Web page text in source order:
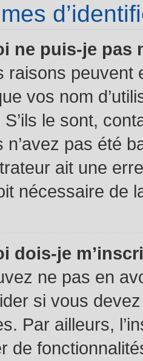
ne puis-je pas
raisons peuvent
vos nom
le sont,
n’avez pas été
ait une
nécessaire de
dois-je
ne pas en
si vous
Par ailleurs,
de